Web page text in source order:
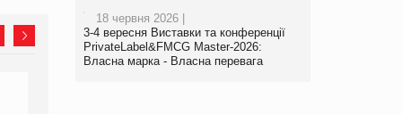
18 червня 2026 |
3-4 вересня Виставки та конференції
PrivateLabel&FMCG Master-2026:
Власна марка - Власна перевага